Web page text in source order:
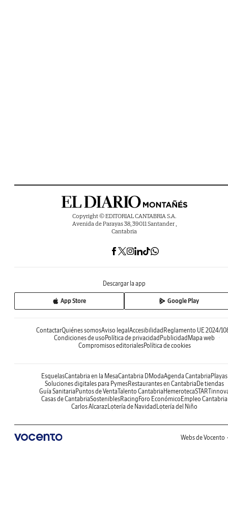
Copyright © EDITORIAL CANTABRIA S.A.
Avenida de Parayas 38, 39011 Santander ,
Cantabria
Descargar la app
App Store Google Play
ContactarQuiénes somosAviso legalAccesibilidadReglamento UE 2024/
Condiciones de usoPolítica de privacidadPublicidadMapa web
Compromisos editorialesPolítica de cookies
EsquelasCantabria en la MesaCantabria DModaAgenda CantabriaPlayas
Soluciones digitales para PymesRestaurantes en CantabriaDe tiendas
Guía SanitariaPuntos de VentaTalento CantabriaHemeroteca
Casas de CantabriaSosteniblesRacingForo EconómicoEmpleo Cantabria
Carlos AlcarazLotería de NavidadLotería del Niño
Webs de Vocento